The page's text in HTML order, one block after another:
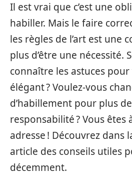
Il est vrai que c’est une
habiller. Mais le faire
les règles de l’art est une
plus d’être une nécessité.
connaître les astuces
élégant ? Voulez-vous
d’habillement pour plus
responsabilité ? Vous êtes
adresse ! Découvrez dans
article des conseils utiles
décemment.